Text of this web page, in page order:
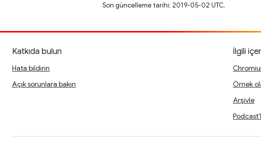
Son güncelleme tarihi: 2019-05-02 UTC.
Katkıda bulun
Hata bildirin
Açık sorunlara bakın
İlgili
Örnek
Arşivle